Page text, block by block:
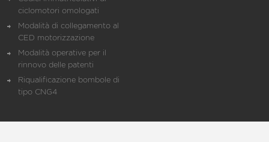
ciclomotori omologati
Modalità di collegamento al
CED motorizzazione
Modalità operative per il
rinnovo delle patenti
Riqualificazione bombole di
tipo CNG4